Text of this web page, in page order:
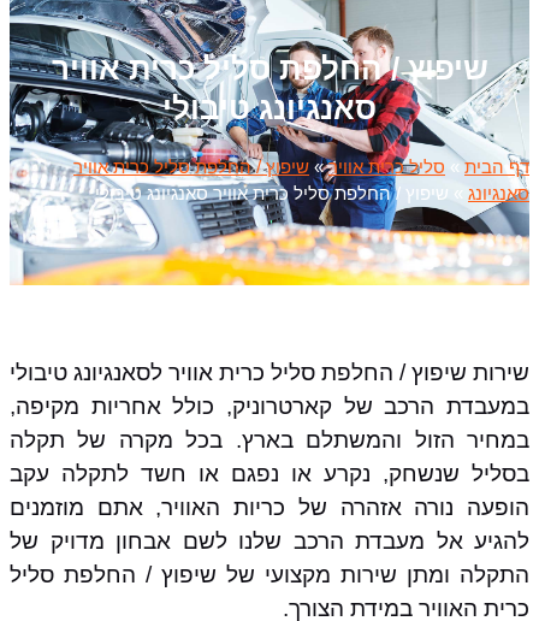
שיפוץ / החלפת סליל כרית אוויר
סאנגיונג טיבולי
דף הבית» סליל כרית אוויר» שיפוץ / החלפת סליל כרית אוויר
סאנגיונג » שיפוץ / החלפת סליל כרית אוויר סאנגיונג טיבולי
שירות שיפוץ / החלפת סליל כרית אוויר לסאנגיונג טיבולי
במעבדת הרכב של קארטרוניק, כולל אחריות מקיפה,
במחיר הזול והמשתלם בארץ. בכל מקרה של תקלה
בסליל שנשחק, נקרע או נפגם או חשד לתקלה עקב
הופעה נורה אזהרה של כריות האוויר, אתם מוזמנים
להגיע אל מעבדת הרכב שלנו לשם אבחון מדויק של
התקלה ומתן שירות מקצועי של שיפוץ / החלפת סליל
כרית האוויר במידת הצורך.